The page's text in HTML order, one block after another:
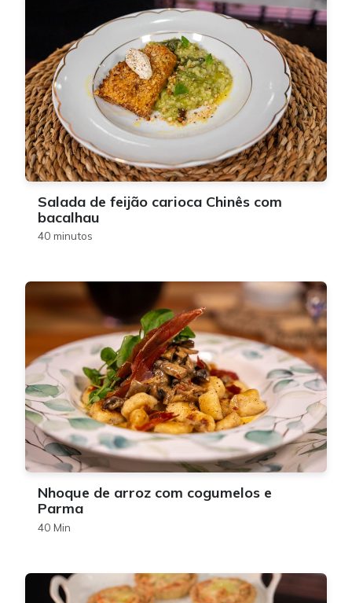
Salada de feijão carioca Chinês com
bacalhau
40 minutos
Nhoque de arroz com cogumelos e
Parma
40 Min